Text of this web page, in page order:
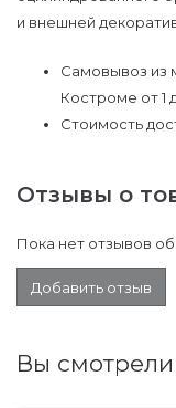
и внешней
Самовывоз из
Костроме от 1
Стоимость
Отзывы о
Пока нет отзывов
Добавить отзыв
Вы смотрели